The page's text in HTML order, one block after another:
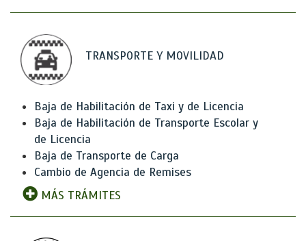
TRANSPORTE Y MOVILIDAD
Baja de Habilitación de Taxi y de Licencia
Baja de Habilitación de Transporte Escolar y
de Licencia
Baja de Transporte de Carga
Cambio de Agencia de Remises
MÁS TRÁMITES